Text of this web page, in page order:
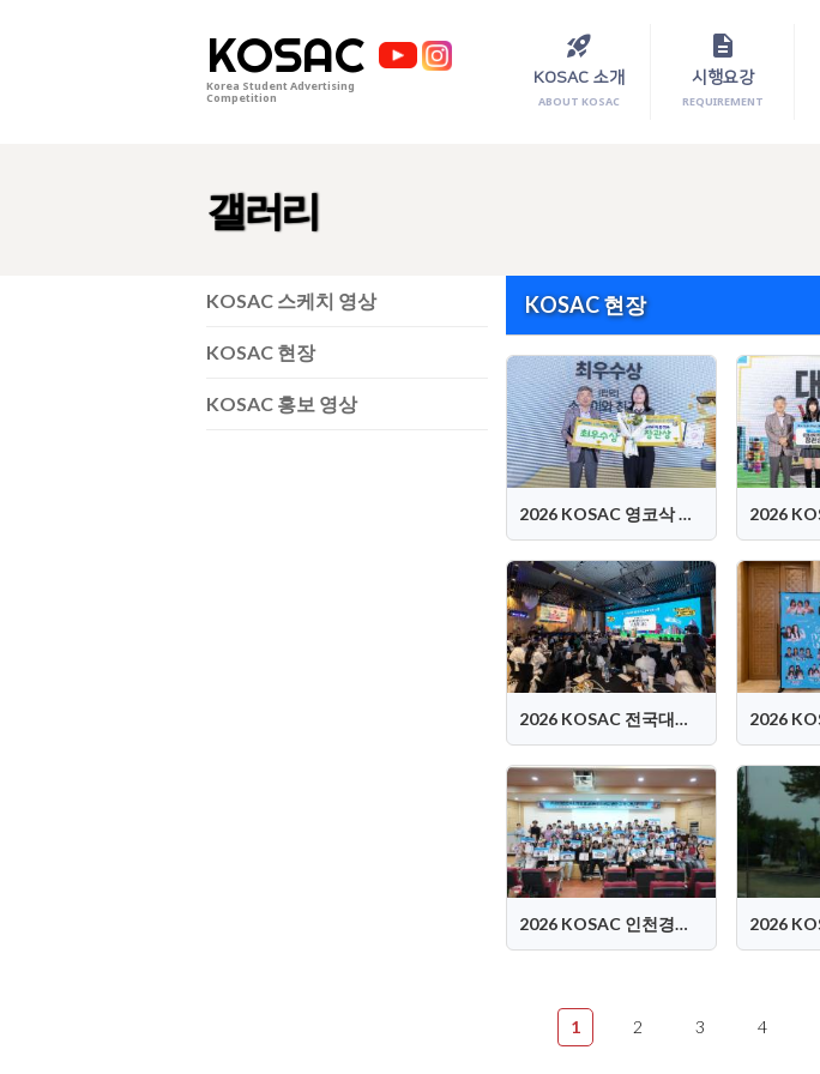
KOSAC
Korea Student Advertising
Competition
rocket_launch
KOSAC 소개
ABOUT KOSAC
description
시행요강
REQUIREMENT
갤러리
KOSAC 스케치 영상
KOSAC 현장
KOSAC 홍보 영상
KOSAC 현장
2026 KOSAC 영코삭 시상식
2026 KOSAC 전국대회 현장
2026 KOSAC 인천경기강원 지역대회
1 2 3 4